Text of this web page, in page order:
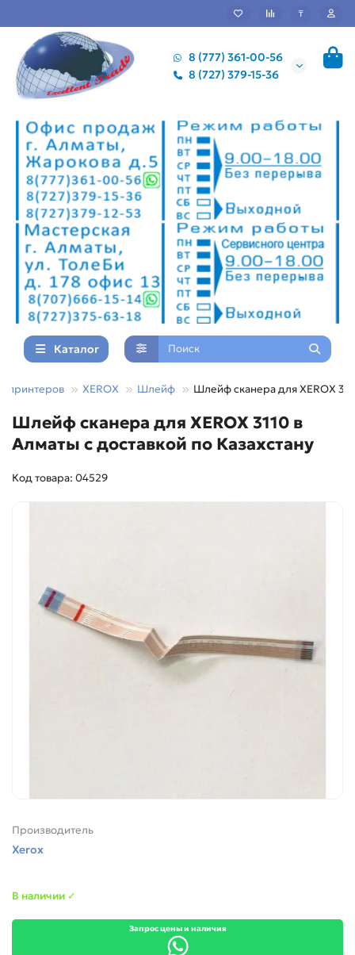
₸
8 (777) 361-00-56
8 (727) 379-15-36
Каталог
принтеров XEROX Шлейф Шлейф сканера для XEROX
Шлейф сканера для XEROX 3110 в
Алматы с доставкой по Казахстану
Код товара: 04529
Производитель
Xerox
В наличии ✓
Запрос цены и наличия